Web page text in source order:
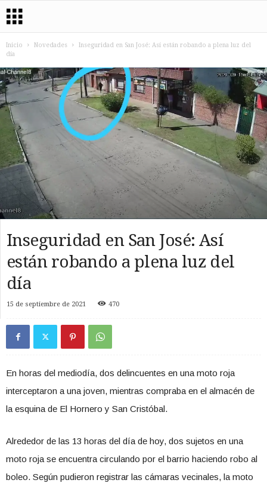
Inicio Novedades
Inseguridad en San José: Así están robando a plena luz del
día
Inseguridad en San José: Así
están robando a plena luz del
día
15 de septiembre de 2021 470
En horas del mediodía, dos delincuentes en una moto roja
interceptaron a una joven, mientras compraba en el almacén de
la esquina de El Hornero y San Cristóbal.
Alrededor de las 13 horas del día de hoy, dos sujetos en una
moto roja se encuentra circulando por el barrio haciendo robo al
boleo. Según pudieron registrar las cámaras vecinales, la moto